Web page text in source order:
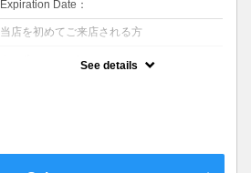
Expiration Date：
当店を初めてご来店される方
See details